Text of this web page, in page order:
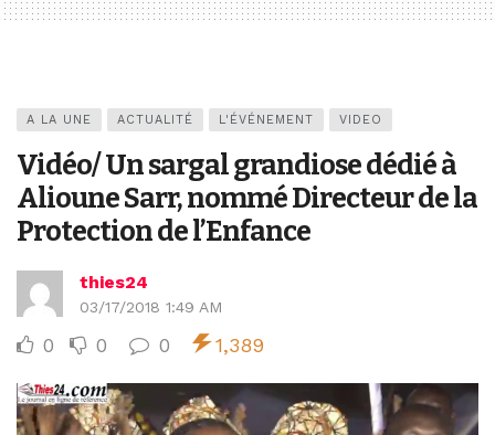
A LA UNE ACTUALITÉ L'ÉVÉNEMENT VIDEO
Vidéo/ Un sargal grandiose dédié à
Alioune Sarr, nommé Directeur de la
Protection de l’Enfance
thies24
03/17/2018 1:49 AM
0 0 0 1,389